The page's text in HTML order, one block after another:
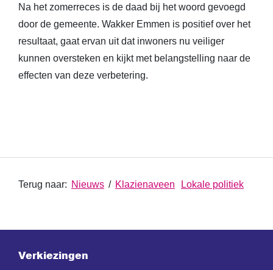
Na het zomerreces is de daad bij het woord gevoegd
door de gemeente. Wakker Emmen is positief over het
resultaat, gaat ervan uit dat inwoners nu veiliger
kunnen oversteken en kijkt met belangstelling naar de
effecten van deze verbetering.
Terug naar: Nieuws / Klazienaveen Lokale politiek
Verkiezingen